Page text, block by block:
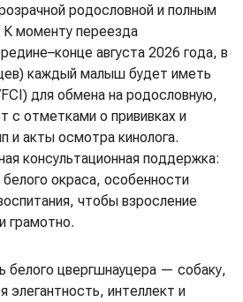
родословной и полным
моменту переезда
августа 2026 года, в
каждый малыш будет иметь
для обмена на родословную,
с отметками о прививках и
и акты осмотра кинолога.
консультационная поддержка:
окраса, особенности
чтобы взросление
грамотно.
белого цвергшнауцера — собаку,
элегантность, интеллект и